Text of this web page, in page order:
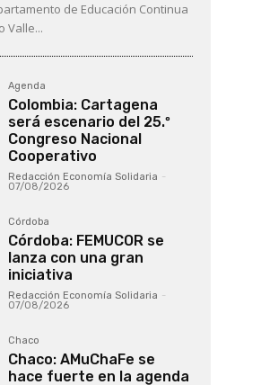
de Educación Continua
Valle...
Agenda
Colombia: Cartagena
será escenario del 25.º
Congreso Nacional
Cooperativo
Redacción Economía Solidaria -
07/08/2026
Córdoba
Córdoba: FEMUCOR se
lanza con una gran
iniciativa
Redacción Economía Solidaria -
07/08/2026
Chaco
Chaco: AMuChaFe se
hace fuerte en la agenda